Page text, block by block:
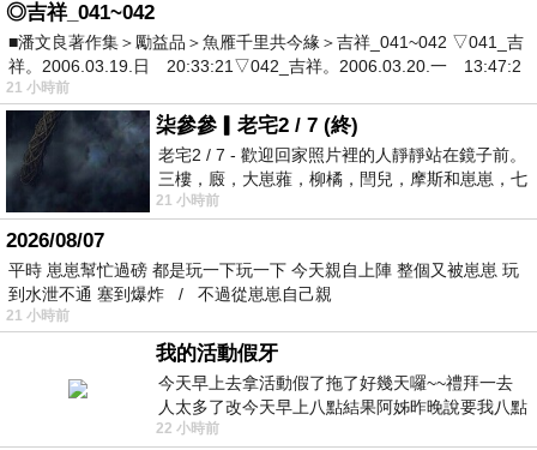
◎吉祥_041~042
■潘文良著作集＞勵益品＞魚雁千里共今緣＞吉祥_041~042 ▽041_吉
祥。2006.03.19.日 20:33:21▽042_吉祥。2006.03.20.一 13:47:2
21 小時前
柒參參▎老宅2 / 7 (終)
老宅2 / 7 - 歡迎回家照片裡的人靜靜站在鏡子前。
三樓，廄，大崽蕥，柳橘，閆兒，摩斯和崽崽，七
個人整整齊齊地站在鏡框之外，如同
21 小時前
2026/08/07
平時 崽崽幫忙過磅 都是玩一下玩一下 今天親自上陣 整個又被崽崽 玩
到水泄不通 塞到爆炸 / 不過從崽崽自己親
21 小時前
我的活動假牙
今天早上去拿活動假了拖了好幾天囉~~禮拜一去
人太多了改今天早上八點結果阿姊昨晚說要我八點
去西螺農會~回到莿桐都8點半多了
22 小時前